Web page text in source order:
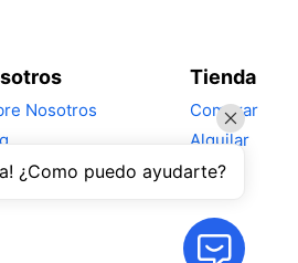
Nosotros
Tienda
Comprar
Alquilar
¿Como puedo ayudarte?